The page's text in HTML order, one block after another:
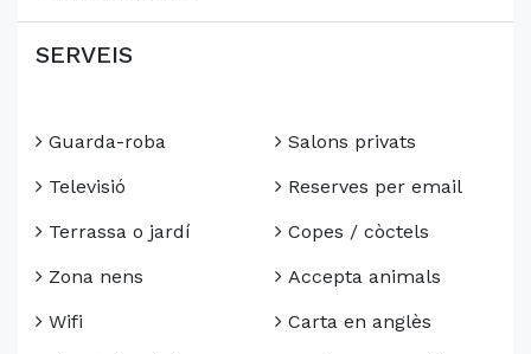
SERVEIS
Guarda-roba
Televisió
Terrassa o jardí
Zona nens
Wifi
Salons privats
Reserves per email
Copes / còctels
Accepta animals
Carta en anglès